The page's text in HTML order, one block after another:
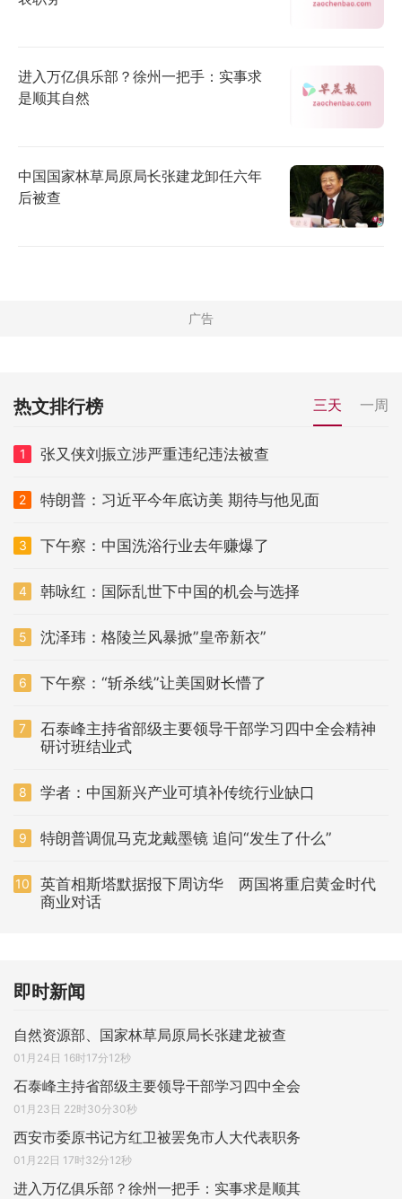
进入万亿俱乐部？徐州一把手：实事求
是顺其自然
中国国家林草局原局长张建龙卸任六年
后被查
热文排行榜 三天 一周
1 张又侠刘振立涉严重违纪违法被查
2 特朗普：习近平今年底访美 期待与他见面
3 下午察：中国洗浴行业去年赚爆了
4 韩咏红：国际乱世下中国的机会与选择
5 沈泽玮：格陵兰风暴掀”皇帝新衣”
6 下午察：“斩杀线”让美国财长懵了
7
石泰峰主持省部级主要领导干部学习四中全会精神
研讨班结业式
8 学者：中国新兴产业可填补传统行业缺口
9 特朗普调侃马克龙戴墨镜 追问“发生了什么”
10
英首相斯塔默据报下周访华 两国将重启黄金时代
商业对话
即时新闻
自然资源部、国家林草局原局长张建龙被查
01月24日 16时17分12秒
石泰峰主持省部级主要领导干部学习四中全会
01月23日 22时30分30秒
西安市委原书记方红卫被罢免市人大代表职务
01月22日 17时32分12秒
进入万亿俱乐部？徐州一把手：实事求是顺其